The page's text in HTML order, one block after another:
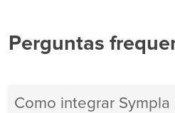
Perguntas
Como integrar Sympla